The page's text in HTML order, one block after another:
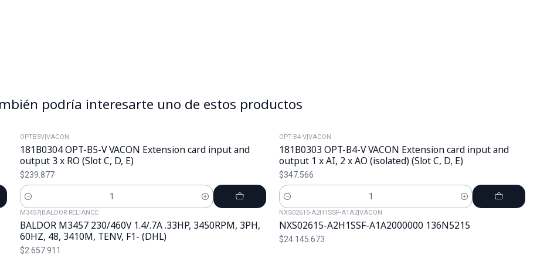
podría interesarte uno de estos productos
OPTB5V|VACON
181B0304 OPT-B5-V VACON Extension card input and
output 3 x RO (Slot C, D, E)
$239.877
Cantidad
OPT-B4-V|VACON
181B0303 OPT-B4-V VACON Extension card input and
output 1 x AI, 2 x AO (isolated) (Slot C, D, E)
$347.566
Cantidad
M3457|BALDOR RELIANCE
BALDOR M3457 230/460V 1.4/.7A .33HP, 3450RPM, 3PH,
60HZ, 48, 3410M, TENV, F1- (DHL)
$2.657.911
NXS02615-A2H1SSF-A1A2|VACON
NXS02615-A2H1SSF-A1A2000000 136N5215
$24.145.673